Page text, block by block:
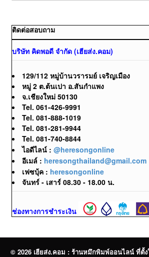
ติดต่อสอบถาม
บริษัท คิดพอดี จำกัด (เฮียส่ง.คอม)
129/112 หมู่บ้านวรารมย์ เจริญเมือง
หมู่ 2 ต.ต้นเปา อ.สันกำแพง
จ.เชียงใหม่ 50130
Tel. 061-426-9991
Tel. 081-888-1019
Tel. 081-281-9944
Tel. 081-740-8844
ไอดีไลน์ : @heresongonline
อีเมล์ : heresongthailand@gmail.com
เฟซบุ้ค : heresongonline
จันทร์ - เสาร์ 08.30 - 18.00 น.
ช่องทางการชำระเงิน
© 2026 เฮียส่ง.คอม : ร้านหมึกพิมพ์ออนไลน์ ที่ตั้